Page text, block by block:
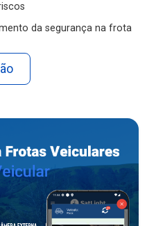
da segurança na frota